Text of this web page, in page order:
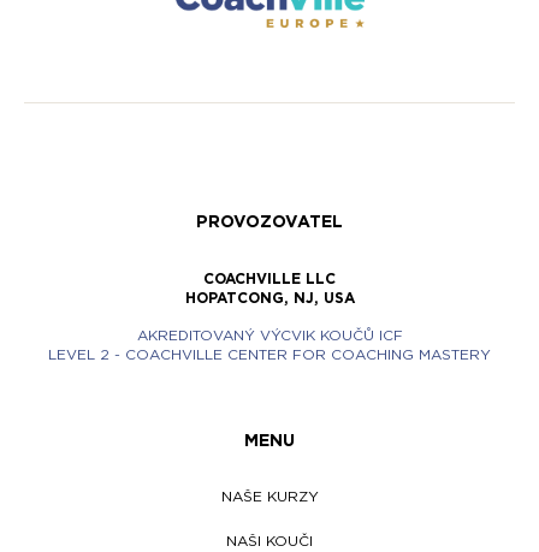
PROVOZOVATEL
COACHVILLE LLC
HOPATCONG, NJ, USA
AKREDITOVANÝ VÝCVIK KOUČŮ ICF
LEVEL 2 - COACHVILLE CENTER FOR COACHING MASTERY
MENU
NAŠE KURZY
NAŠI KOUČI